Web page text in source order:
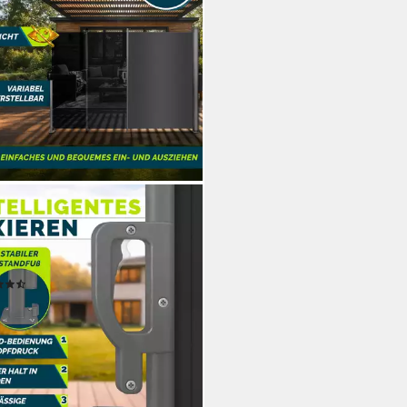
tillvex® Seitenmarkise
Markise Wandmarkise
(11)
€
- in 3-4 Werktagen bei dir